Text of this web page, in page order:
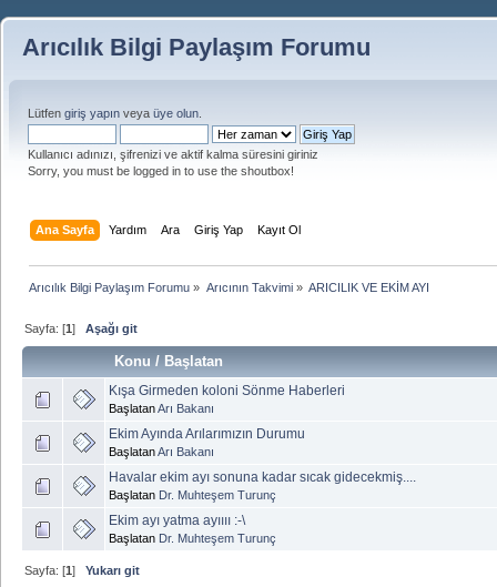
Arıcılık Bilgi Paylaşım Forumu
Lütfen giriş yapın veya üye olun
Kullanıcı adınızı, şifrenizi ve aktif kalma süresini giriniz
Sorry, you must be logged in to use the shoutbox!
Ana Sayfa Yardım Ara Giriş Yap Kayıt Ol
Arıcılık Bilgi Paylaşım Forumu » Arıcının Takvimi» ARICILIK VE EKİM AYI
Sayfa: [1]Aşağı git
Konu /Başlatan
Kışa Girmeden koloni Sönme Haberleri
BaşlatanArı Bakanı
Ekim Ayında Arılarımızın Durumu
BaşlatanArı Bakanı
Havalar ekim ayı sonuna kadar sıcak gidecekmiş....
Başlatan Dr. Muhteşem Turunç
Ekim ayı yatma ayıııı :-\
Başlatan Dr. Muhteşem Turunç
Sayfa: [1]Yukarı git